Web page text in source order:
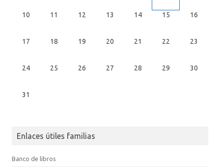
10 11 12 13 14 15 16
17 18 19 20 21 22 23
24 25 26 27 28 29 30
31
Enlaces útiles familias
Banco de libros